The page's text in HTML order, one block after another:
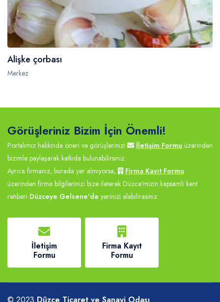
Alişke çorbası
Merkez
Görüşleriniz Bizim İçin Önemli!
Portalımız hakkında öneri ve görüşlerinizi İletişim Formu üzerinden
bizimle paylaşarak katkıda bulunabilirsiniz.
Ayrıca firmanız, burada yer almıyorsa,
Firma Kayıt Formu
üzerinden firma bilgilerinizi bize ileterek Düzce'mizin kapsamlı kent
rehberi Düzceye Gelsene'de yerinizi alabilirasiniz.
İletişim
Formu
Firma Kayıt
Formu